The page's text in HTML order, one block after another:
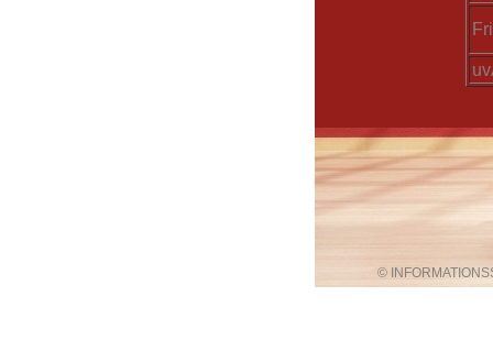
©